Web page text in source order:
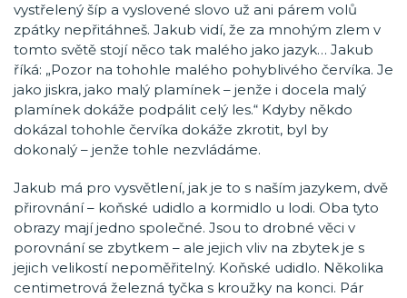
vystřelený šíp a vyslovené slovo už ani párem volů
zpátky nepřitáhneš. Jakub vidí, že za mnohým zlem v
tomto světě stojí něco tak malého jako jazyk… Jakub
říká: „Pozor na tohohle malého pohyblivého červíka. Je
jako jiskra, jako malý plamínek – jenže i docela malý
plamínek dokáže podpálit celý les.“ Kdyby někdo
dokázal tohohle červíka dokáže zkrotit, byl by
dokonalý – jenže tohle nezvládáme.
Jakub má pro vysvětlení, jak je to s naším jazykem, dvě
přirovnání – koňské udidlo a kormidlo u lodi. Oba tyto
obrazy mají jedno společné. Jsou to drobné věci v
porovnání se zbytkem – ale jejich vliv na zbytek je s
jejich velikostí nepoměřitelný. Koňské udidlo. Několika
centimetrová železná tyčka s kroužky na konci. Pár